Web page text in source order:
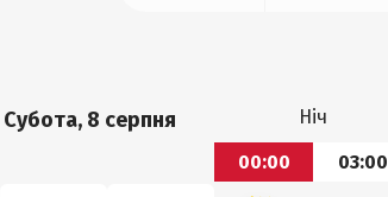
Субота, 8 серпня Ніч
00:00
03:00